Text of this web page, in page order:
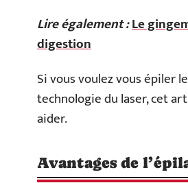
Lire également :Le
digestion
Si vous voulez vous épiler
technologie du laser, cet
aider.
Avantages de